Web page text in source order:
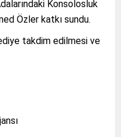
Konsolosluk
Özler katkı sundu.
takdim edilmesi ve